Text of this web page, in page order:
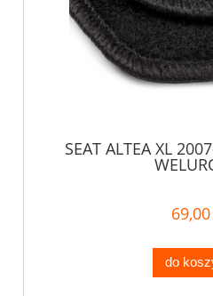
SEAT ALTEA XL
69,00
do